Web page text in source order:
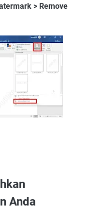
> Remove
Anda